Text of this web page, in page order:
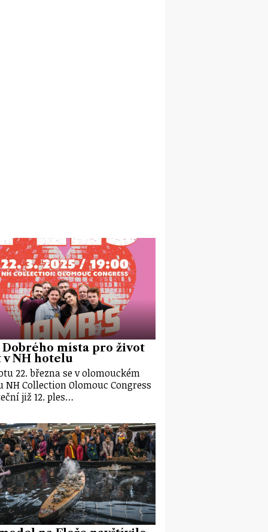
Dobrého místa pro život
v NH hotelu
22. března se v olomouckém
NH Collection Olomouc Congress
již 12. ples…